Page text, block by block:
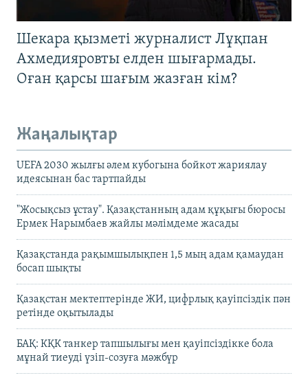
Шекара қызметі журналист Лұқпан
Ахмедияровты елден шығармады.
Оған қарсы шағым жазған кім?
Жаңалықтар
UEFA 2030 жылғы әлем кубогына бойкот жариялау
идеясынан бас тартпайды
"Жосықсыз ұстау". Қазақстанның адам құқығы бюросы
Ермек Нарымбаев жайлы мәлімдеме жасады
Қазақстанда рақымшылықпен 1,5 мың адам қамаудан
босап шықты
Қазақстан мектептерінде ЖИ, цифрлық қауіпсіздік пән
ретінде оқытылады
БАҚ: КҚК танкер тапшылығы мен қауіпсіздікке бола
мұнай тиеуді үзіп-созуға мәжбүр